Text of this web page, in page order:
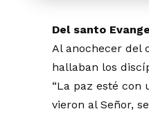
Del santo
Al anochecer del
hallaban los
“La paz esté con
vieron al Señor,